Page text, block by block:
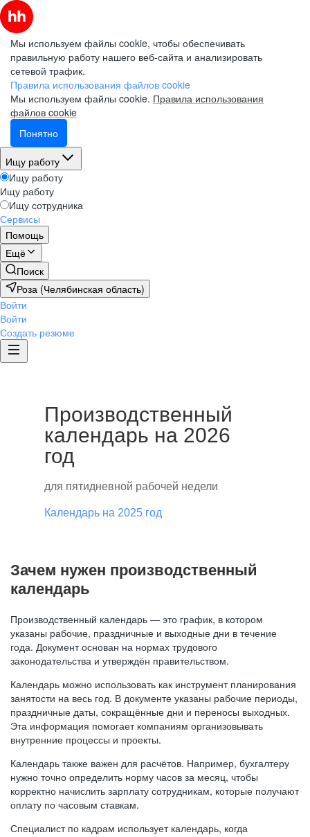
Мы используем файлы cookie, чтобы обеспечивать
правильную работу нашего веб-сайта и анализировать
сетевой трафик.
Правила использования файлов cookie
Мы используем файлы cookie. Правила использования
файлов cookie
Понятно
Ищу работу
Ищу работу
Ищу работу
Ищу сотрудника
Сервисы
Помощь
Ещё
Поиск
Роза (Челябинская область)
Войти
Войти
Создать резюме
Производственный
календарь на 2026
год
для пятидневной рабочей недели
Календарь на 2025 год
Зачем нужен производственный
календарь
Производственный календарь — это график, в котором
указаны рабочие, праздничные и выходные дни в течение
года. Документ основан на нормах трудового
законодательства и утверждён правительством.
Календарь можно использовать как инструмент планирования
занятости на весь год. В документе указаны рабочие периоды,
праздничные даты, сокращённые дни и переносы выходных.
Эта информация помогает компаниям организовывать
внутренние процессы и проекты.
Календарь также важен для расчётов. Например, бухгалтеру
нужно точно определить норму часов за месяц, чтобы
корректно начислить зарплату сотрудникам, которые получают
оплату по часовым ставкам.
Специалист по кадрам использует календарь, когда